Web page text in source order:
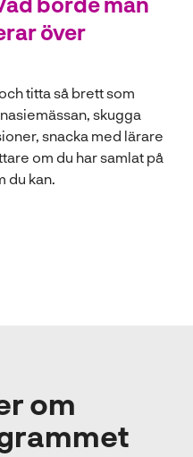
över
titta så brett som
skugga
snacka med lärare
om du har samlat på
du kan.
om